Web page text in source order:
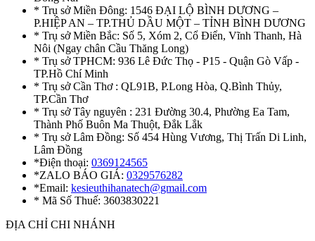
* Trụ sở Miền Đông: 1546 ĐẠI LỘ BÌNH DƯƠNG –
P.HIỆP AN – TP.THỦ DẦU MỘT – TỈNH BÌNH DƯƠNG
* Trụ sở Miền Bắc: Số 5, Xóm 2, Cổ Điển, Vĩnh Thanh, Hà
Nôi (Ngay chân Cầu Thăng Long)
* Trụ sở TPHCM: 936 Lê Đức Thọ - P15 - Quận Gò Vấp -
TP.Hồ Chí Minh
* Trụ sở Cần Thơ : QL91B, P.Long Hòa, Q.Bình Thủy,
TP.Cần Thơ
* Trụ sở Tây nguyên : 231 Đường 30.4, Phường Ea Tam,
Thành Phố Buôn Ma Thuột, Đắk Lắk
* Trụ sở Lâm Đồng: Số 454 Hùng Vương, Thị Trấn Di Linh,
Lâm Đồng
*Điện thoại: 0369124565
*ZALO BÁO GIÁ: 0329576282
*Email: kesieuthihanatech@gmail.com
* Mã Số Thuế: 3603830221
ĐỊA CHỈ CHI NHÁNH